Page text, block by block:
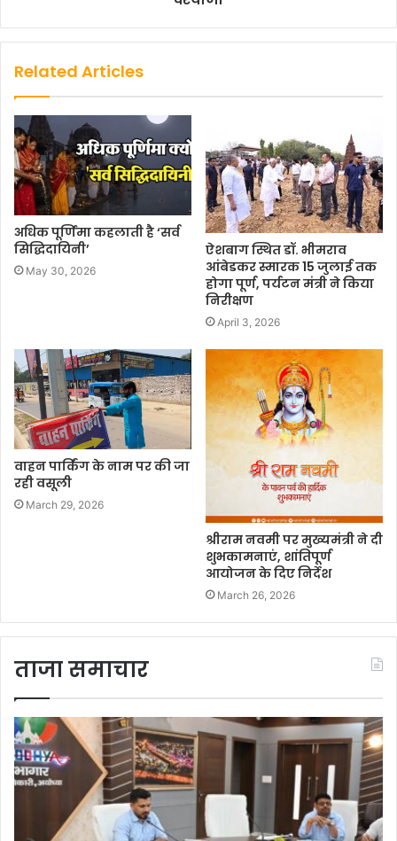
Related Articles
अधिक पूर्णिमा कहलाती है ‘सर्व
सिद्धिदायिनी’
May 30, 2026
ऐशबाग स्थित डॉ. भीमराव
आंबेडकर स्मारक 15 जुलाई तक
होगा पूर्ण, पर्यटन मंत्री ने किया
निरीक्षण
April 3, 2026
वाहन पार्किंग के नाम पर की जा
रही वसूली
March 29, 2026
श्रीराम नवमी पर मुख्यमंत्री ने दी
शुभकामनाएं, शांतिपूर्ण
आयोजन के दिए निर्देश
March 26, 2026
ताजा समाचार